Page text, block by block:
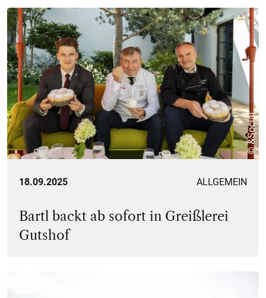
© &Social
18.09.2025 ALLGEMEIN
Bartl backt ab sofort in Greißlerei
Gutshof